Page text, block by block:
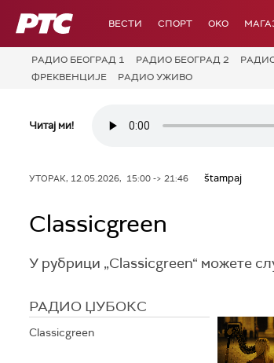
РТС ВЕСТИ СПОРТ OKO
РАДИО БЕОГРАД 1 РАДИО БЕОГРАД 2
ФРЕКВЕНЦИЈЕ
РАДИО УЖИВО
Читај ми!
УТОРАК, 12.05.2026, 15:00 -> 21:46 štampaj
Classicgreen
У рубрици „Classicgreen“ можете
РАДИО ЏУБОКС
Classicgreen